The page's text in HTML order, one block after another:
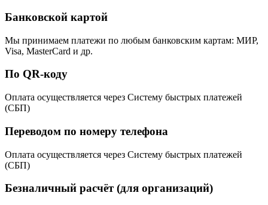
Банковской картой
Мы принимаем платежи по любым банковским картам: МИР,
Visa, MasterCard и др.
По QR-коду
Оплата осуществляется через Систему быстрых платежей
(СБП)
Переводом по номеру телефона
Оплата осуществляется через Систему быстрых платежей
(СБП)
Безналичный расчёт (для организаций)